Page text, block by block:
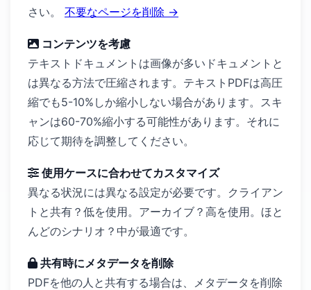
さい。 不要なページを削除 →
コンテンツを考慮
テキストドキュメントは画像が多いドキュメントと
は異なる方法で圧縮されます。テキストPDFは高圧
縮でも5-10%しか縮小しない場合があります。スキ
ャンは60-70%縮小する可能性があります。それに
応じて期待を調整してください。
使用ケースに合わせてカスタマイズ
異なる状況には異なる設定が必要です。クライアン
トと共有？低を使用。アーカイブ？高を使用。ほと
んどのシナリオ？中が最適です。
共有時にメタデータを削除
PDFを他の人と共有する場合は、メタデータを削除